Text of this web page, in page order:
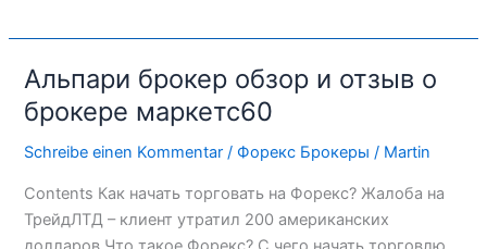
Альпари брокер обзор и отзыв о
брокере маркетс60
Schreibe einen Kommentar / Форекс Брокеры / Martin
Contents Как начать торговать на Форекс? Жалоба на
ТрейдЛТД – клиент утратил 200 американских
Альпари
брокер
обзор
и
о
брокере